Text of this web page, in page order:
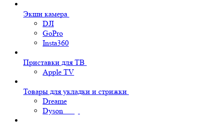
Экшн камера
DJI
GoPro
Insta360
Приставки для ТВ
Apple TV
Товары для укладки и стрижки
Dreame
Dyson